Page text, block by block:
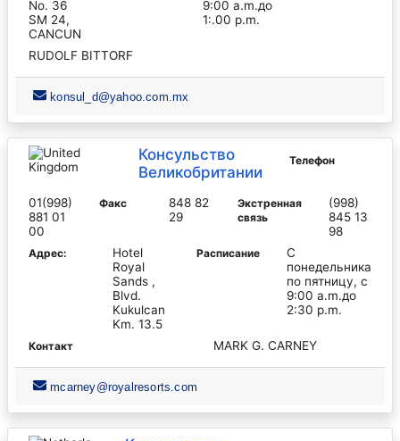
No. 36
SM 24,
CANCUN
9:00 a.m.до
1:.00 p.m.
RUDOLF BITTORF
konsul_d@yahoo.com.mx
Консульство
Великобритании
Телефон
01(998)
881 01
00
Факс
848 82
29
Экстренная
связь
(998)
845 13
98
Адрес:
Hotel
Royal
Sands ,
Blvd.
Kukulcan
Km. 13.5
Pасписание
С
понедельника
по пятницу, с
9:00 a.m.до
2:30 p.m.
Контакт MARK G. CARNEY
mcarney@royalresorts.com